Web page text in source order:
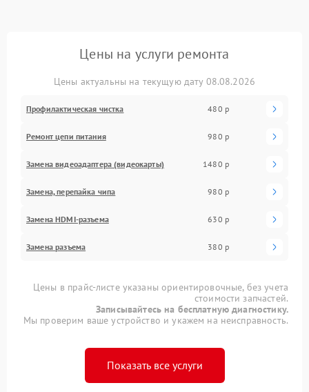
Цены на услуги ремонта
Цены актуальны на текущую дату 08.08.2026
Профилактическая чистка 480 р
Ремонт цепи питания 980 р
Замена видеоадаптера (видеокарты) 1480 р
Замена, перепайка чипа 980 р
Замена HDMI-разъема 630 р
Замена разъема 380 р
Цены в прайс-листе указаны ориентировочные, без учета
стоимости запчастей.
Записывайтесь на бесплатную диагностику.
Мы проверим ваше устройство и укажем на неисправность.
Показать все услуги